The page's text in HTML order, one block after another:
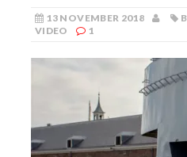
13 NOVEMBER 2018
VIDEO
1